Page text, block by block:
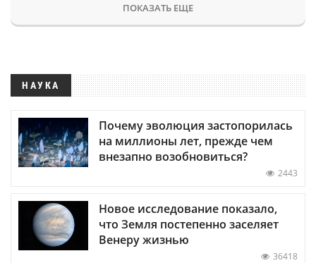
ПОКАЗАТЬ ЕЩЕ
НАУКА
Почему эволюция застопорилась
на миллионы лет, прежде чем
внезапно возобновиться?
2443
Новое исследование показало,
что Земля постепенно заселяет
Венеру жизнью
36418